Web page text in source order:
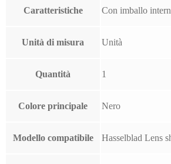
Caratteristiche Con imballo
Unità di misura Unità
Quantità 1
Colore principale Nero
Modello compatibile Hasselblad Lens